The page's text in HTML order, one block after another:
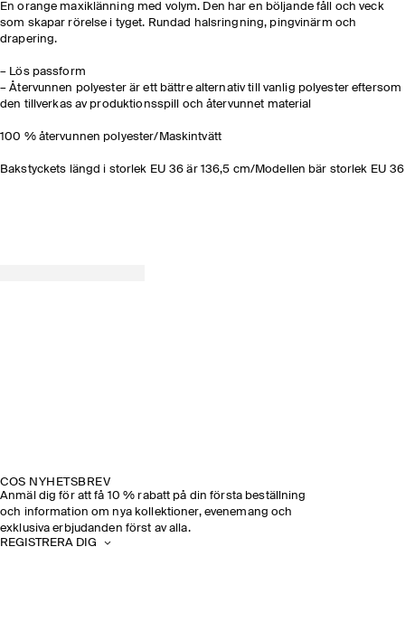
En orange maxiklänning med volym. Den har en böljande fåll och veck
som skapar rörelse i tyget. Rundad halsringning, pingvinärm och
drapering.
– Lös passform
– Återvunnen polyester är ett bättre alternativ till vanlig polyester eftersom
den tillverkas av produktionsspill och återvunnet material
100 % återvunnen polyester/Maskintvätt
Bakstyckets längd i storlek EU 36 är 136,5 cm/Modellen bär storlek EU 36
COS NYHETSBREV
Anmäl dig för att få 10 % rabatt på din första beställning
och information om nya kollektioner, evenemang och
exklusiva erbjudanden först av alla.
REGISTRERA DIG